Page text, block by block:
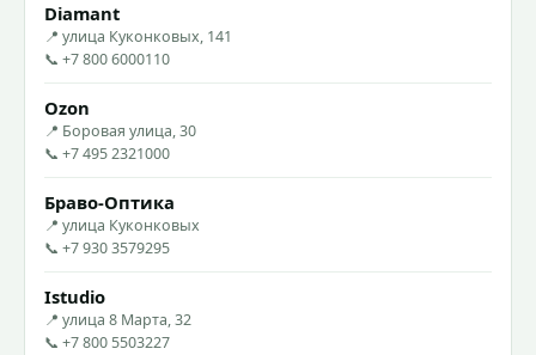
Diamant
📍 улица Куконковых, 141
📞 +7 800 6000110
Ozon
📍 Боровая улица, 30
📞 +7 495 2321000
Браво-Оптика
📍 улица Куконковых
📞 +7 930 3579295
Istudio
📍 улица 8 Марта, 32
📞 +7 800 5503227